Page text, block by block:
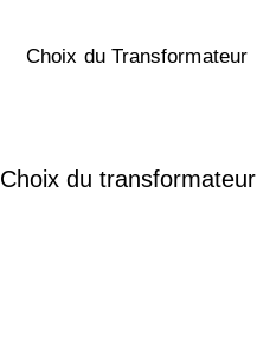
Choix du transformateur